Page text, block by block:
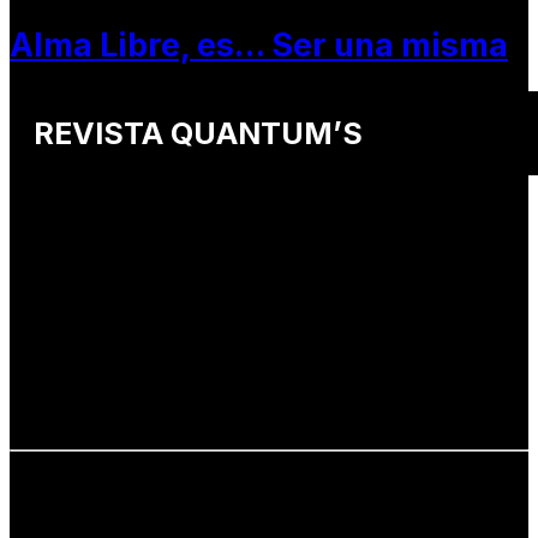
Alma Libre, es… Ser una misma
REVISTA QUANTUM’S